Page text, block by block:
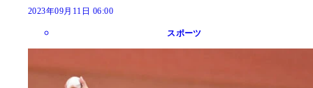
2023年09月11日 06:00
スポーツ